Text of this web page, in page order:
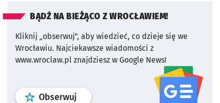
BĄDŹ NA BIEŻĄCO Z WROCŁAWIEM!
Kliknij „obserwuj”, aby wiedzieć, co dzieje się we
Wrocławiu. Najciekawsze wiadomości z
www.wroclaw.pl znajdziesz w Google News!
Obserwuj profil serwisu